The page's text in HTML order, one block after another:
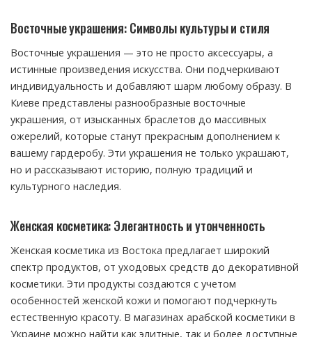
Восточные украшения: Символы культуры и стиля
Восточные украшения — это не просто аксессуары, а
истинные произведения искусства. Они подчеркивают
индивидуальность и добавляют шарм любому образу. В
Киеве представлены разнообразные восточные
украшения, от изысканных браслетов до массивных
ожерелий, которые станут прекрасным дополнением к
вашему гардеробу. Эти украшения не только украшают,
но и рассказывают историю, полную традиций и
культурного наследия.
Женская косметика: Элегантность и утонченность
Женская косметика из Востока предлагает широкий
спектр продуктов, от уходовых средств до декоративной
косметики. Эти продукты создаются с учетом
особенностей женской кожи и помогают подчеркнуть
естественную красоту. В магазинах арабской косметики в
Украине можно найти как элитные, так и более доступные